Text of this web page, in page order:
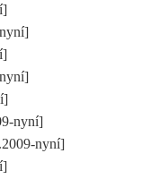
nyní]
nyní]